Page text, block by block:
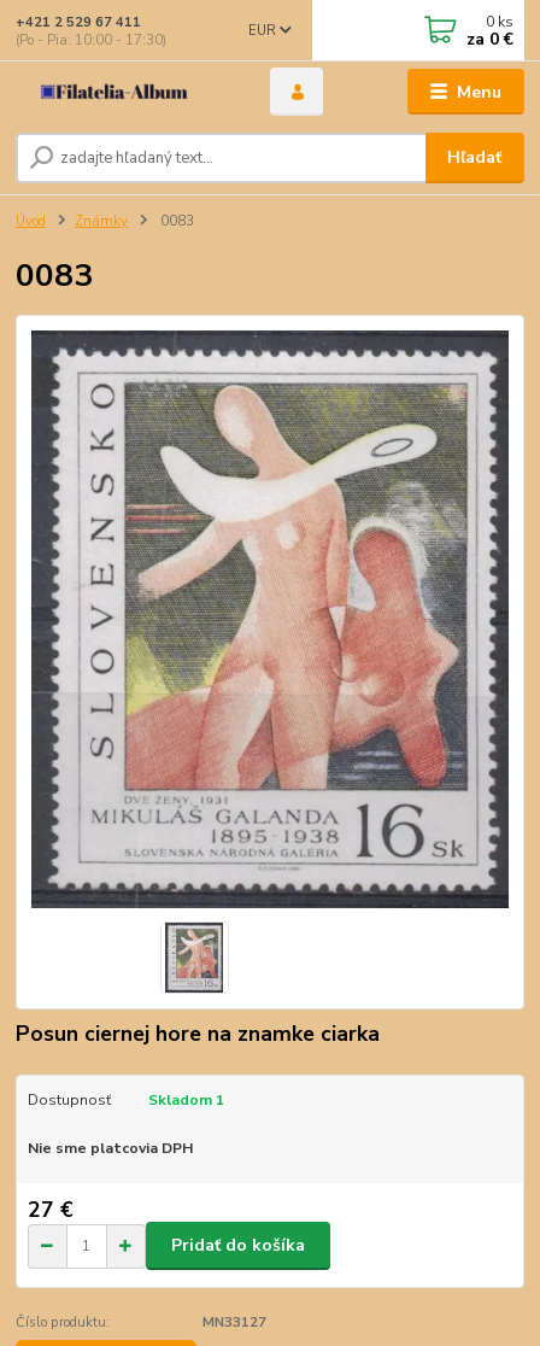
Menu
EUR
Hľadať
+421 2 529 67 411
(Po - Pia: 10:00 - 17:30)
0 ks
za 0 €
Úvod Známky 0083
0083
Posun ciernej hore na znamke ciarka
Dostupnosť Skladom 1
Nie sme platcovia DPH
27 €
Pridať do košíka
Číslo produktu:
MN33127